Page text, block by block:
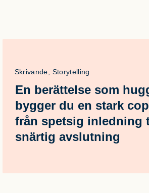
Skrivande, Storytelling
En berättelse som
bygger du en stark
från spetsig inledning
snärtig avslutning